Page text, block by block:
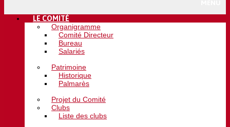
LE COMITÉ
Organigramme
Comité Directeur
Bureau
Salariés
Patrimoine
Historique
Palmarès
Projet du Comité
Clubs
Liste des clubs